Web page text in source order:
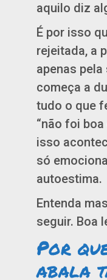
aquilo diz
É por isso
rejeitada, a
apenas
começa a
tudo o que
“não foi
isso
só
autoestima.
Entenda
seguir. Boa
Por
abala